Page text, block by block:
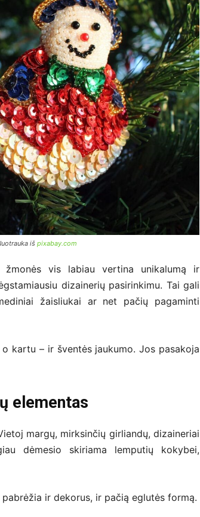
iš pixabay.com
vis labiau vertina unikalumą ir
dizainerių pasirinkimu. Tai gali
žaisliukai ar net pačių pagaminti
kartu – ir šventės jaukumo. Jos pasakoja
elementas
margų, mirksinčių girliandų, dizaineriai
dėmesio skiriama lemputių kokybei,
ir dekorus, ir pačią eglutės formą.